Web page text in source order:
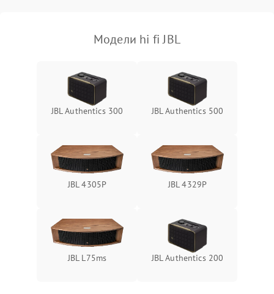
Модели hi fi JBL
JBL Authentics 300 JBL Authentics 500
JBL 4305P JBL 4329P
JBL L75ms JBL Authentics 200